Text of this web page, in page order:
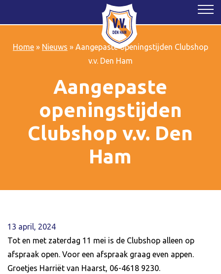
Home» Nieuws » Aangepaste openingstijden Clubshop
v.v. Den Ham
Aangepaste
openingstijden
Clubshop v.v. Den
Ham
13 april, 2024
Tot en met zaterdag 11 mei is de Clubshop alleen op
afspraak open. Voor een afspraak graag even appen.
Groetjes Harriët van Haarst, 06-4618 9230.